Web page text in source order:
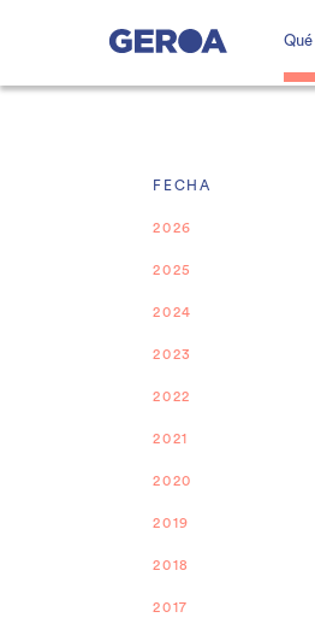
Qué
FECHA
2026
2025
2024
2023
2022
2021
2020
2019
2018
2017